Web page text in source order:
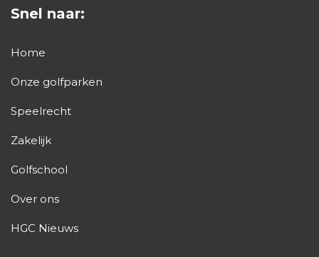
Snel naar:
Home
Onze golfparken
Speelrecht
Zakelijk
Golfschool
Over ons
HGC Nieuws